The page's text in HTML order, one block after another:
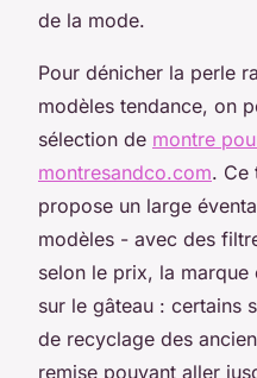
de la mode.
Pour dénicher la perle
modèles tendance, on
sélection de montre
montresandco.com. Ce
propose un large
modèles - avec des
selon le prix, la marque
sur le gâteau : certains
de recyclage des
remise pouvant aller